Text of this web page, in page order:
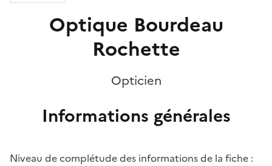
Optique Bourdeau
Rochette
Opticien
Informations générales
Niveau de complétude des informations de la fiche :